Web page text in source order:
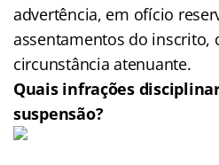
advertência, em ofício
assentamentos do inscrito,
circunstância atenuante.
Quais infrações
suspensão?